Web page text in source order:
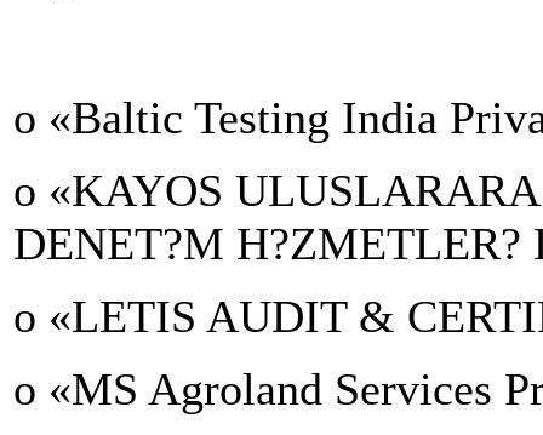
o «Baltic Testing India
o «KAYOS
DENET?M H?ZMETLER?
o «LETIS AUDIT &
o «MS Agroland Services